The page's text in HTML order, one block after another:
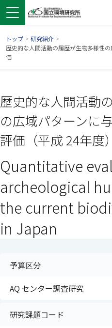
ドウで開きます）
ンドウで開きます）
ウインドウで開きます）
トップ > 研究紹介 >
歴史的な人間活動の履歴が生物多様性
価
歴史的な人間活動
の広域パターンに
評価（平成 24年度）
Quantitative
archeological
the current
in Japan
予算区分
AQ センター調査研究
研究課題コード